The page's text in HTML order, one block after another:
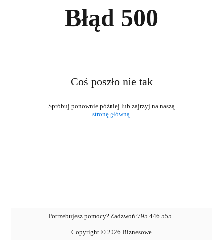
Błąd 500
Coś poszło nie tak
stronę główną.
Potrzebujesz pomocy? Zadzwoń:795 446 555.
Copyright © 2026 Biznesowe